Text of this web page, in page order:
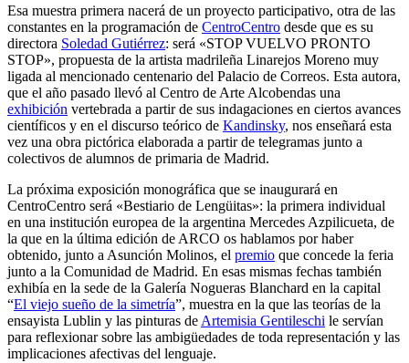
Esa muestra primera nacerá de un proyecto participativo, otra de las
constantes en la programación de CentroCentro desde que es su
directora Soledad Gutiérrez: será «STOP VUELVO PRONTO
STOP», propuesta de la artista madrileña Linarejos Moreno muy
ligada al mencionado centenario del Palacio de Correos. Esta autora,
que el año pasado llevó al Centro de Arte Alcobendas una
exhibición vertebrada a partir de sus indagaciones en ciertos avances
científicos y en el discurso teórico de Kandinsky, nos enseñará esta
vez una obra pictórica elaborada a partir de telegramas junto a
colectivos de alumnos de primaria de Madrid.
La próxima exposición monográfica que se inaugurará en
CentroCentro será «Bestiario de Lengüitas»: la primera individual
en una institución europea de la argentina Mercedes Azpilicueta, de
la que en la última edición de ARCO os hablamos por haber
obtenido, junto a Asunción Molinos, el premio que concede la feria
junto a la Comunidad de Madrid. En esas mismas fechas también
exhibía en la sede de la Galería Nogueras Blanchard en la capital
“El viejo sueño de la simetría”, muestra en la que las teorías de la
ensayista Lublin y las pinturas de Artemisia Gentileschi le servían
para reflexionar sobre las ambigüedades de toda representación y las
implicaciones afectivas del lenguaje.